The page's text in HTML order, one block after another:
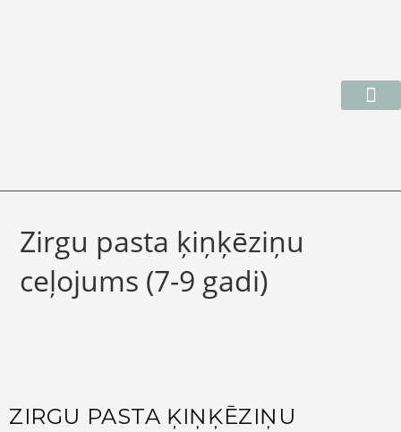
Zirgu pasta ķiņķēziņu
ceļojums (7-9 gadi)
ZIRGU PASTA ĶIŅĶĒZIŅU